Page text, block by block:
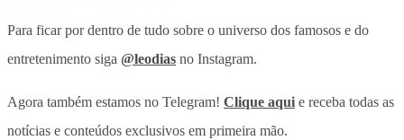
Para ficar por dentro de tudo sobre o universo dos famosos e do
entretenimento siga @leodias no Instagram.
Agora também estamos no Telegram! Clique aqui e receba todas as
notícias e conteúdos exclusivos em primeira mão.